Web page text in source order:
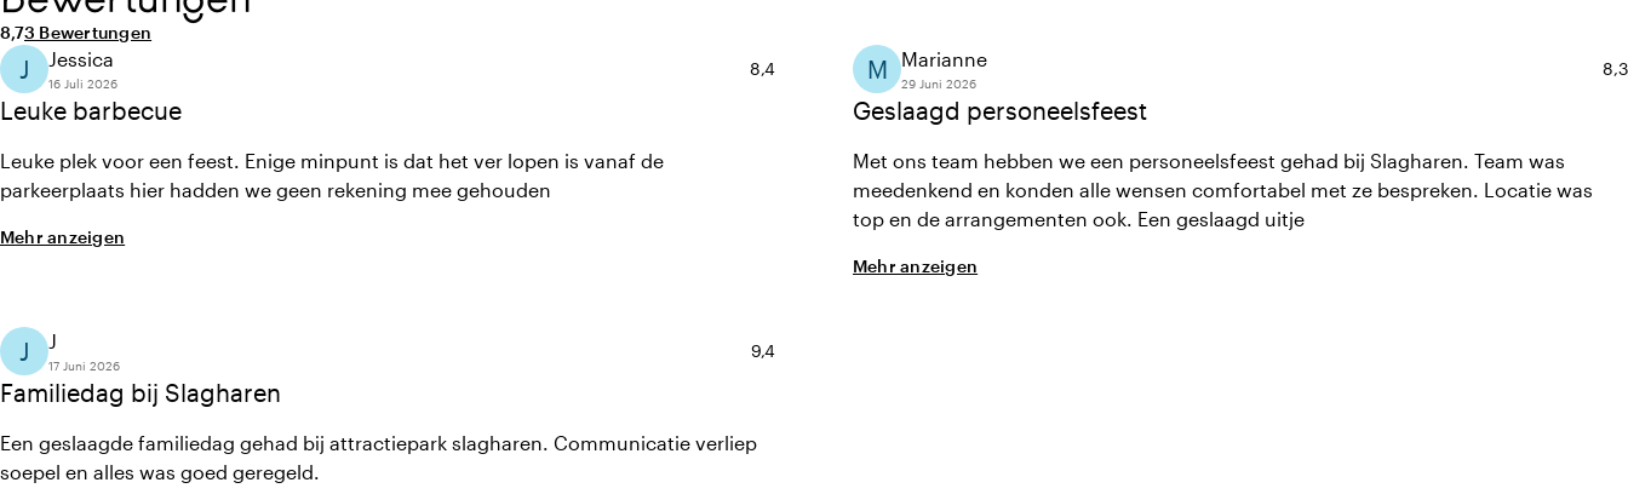
Durchschnittliche Bewertung von 8,7 von 10
8,7Anzahl der Bewertungen: 3
3 Bewertungen
Leuke barbecue
J Jessica
16 Juli 2026
Durchschnittliche Bewertung von 8,4 von 10
8,4
Leuke plek voor een feest. Enige minpunt is dat het ver lopen is vanaf de
parkeerplaats hier hadden we geen rekening mee gehouden
Mehr anzeigen
Geslaagd personeelsfeest
M Marianne
29 Juni 2026
8,3
Met ons team hebben we een personeelsfeest gehad bij Slagharen. Team was
meedenkend en konden alle wensen comfortabel met ze bespreken. Locatie was
top en de arrangementen ook. Een geslaagd uitje
Mehr anzeigen
Familiedag bij Slagharen
J J
17 Juni 2026
Durchschnittliche Bewertung von 9,4 von 10
9,4
Een geslaagde familiedag gehad bij attractiepark slagharen. Communicatie verliep
soepel en alles was goed geregeld.